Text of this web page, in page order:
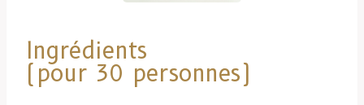
Ingrédients
(pour 30 personnes)